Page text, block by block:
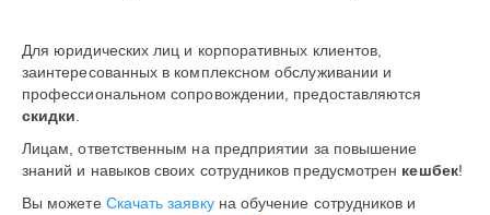
Для юридических лиц и корпоративных клиентов,
заинтересованных в комплексном обслуживании и
профессиональном сопровождении, предоставляются
скидки
Лицам, ответственным на предприятии за повышение
знаний и навыков своих сотрудников предусмотрен кешбек!
Вы можете Скачать заявкуна обучение сотрудников и